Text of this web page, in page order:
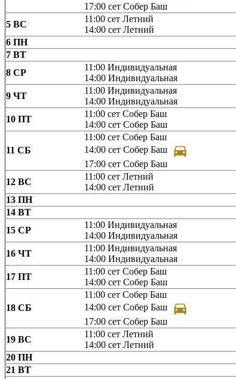
17:00 сет Собер Баш
5 ВС
11:00 сет Летний
14:00 сет Летний
6 ПН
7 ВТ
8 СР
11:00 Индивидуальная
14:00 Индивидуальная
9 ЧТ
11:00 Индивидуальная
14:00 Индивидуальная
10 ПТ
11:00 сет Собер Баш
14:00 сет Собер Баш
11 СБ
11:00 сет Собер Баш
14:00 сет Собер Баш
17:00 сет Собер Баш
12 ВС
11:00 сет Летний
14:00 сет Летний
13 ПН
14 ВТ
15 СР
11:00 Индивидуальная
14:00 Индивидуальная
16 ЧТ
11:00 Индивидуальная
14:00 Индивидуальная
17 ПТ
11:00 сет Собер Баш
14:00 сет Собер Баш
18 СБ
11:00 сет Собер Баш
14:00 сет Собер Баш
17:00 сет Собер Баш
19 ВС
11:00 сет Летний
14:00 сет Летний
20 ПН
21 ВТ